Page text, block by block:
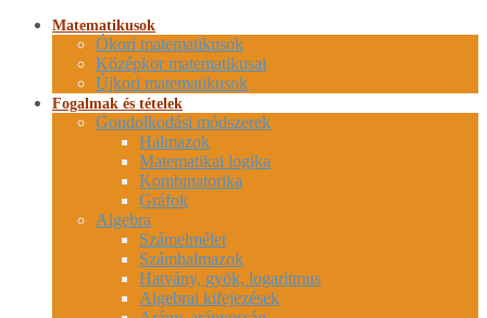
Menu
Matematikusok
Ókori matematikusok
Középkor matematikusai
Újkori matematikusok
Fogalmak és tételek
Gondolkodási módszerek
Halmazok
Matematikai logika
Kombinatorika
Gráfok
Algebra
Számelmélet
Számhalmazok
Hatvány, gyök, logaritmus
Algebrai kifejezések